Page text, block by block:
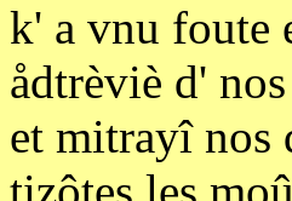
k' a vnu foute
ådtrèviè d'
et mitrayî nos